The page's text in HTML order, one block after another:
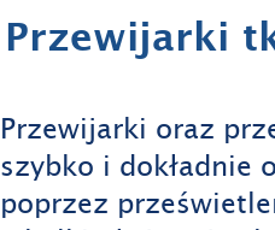
Przewijarki
Przewijarki oraz
szybko i dokładnie
poprzez